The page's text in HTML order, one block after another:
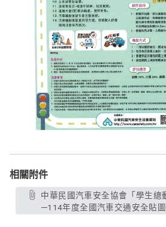
相關附件
─114年度全國汽車交通安全貼